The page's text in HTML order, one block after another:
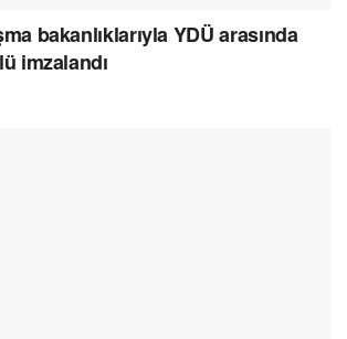
bakanlıklarıyla YDÜ arasında
imzalandı